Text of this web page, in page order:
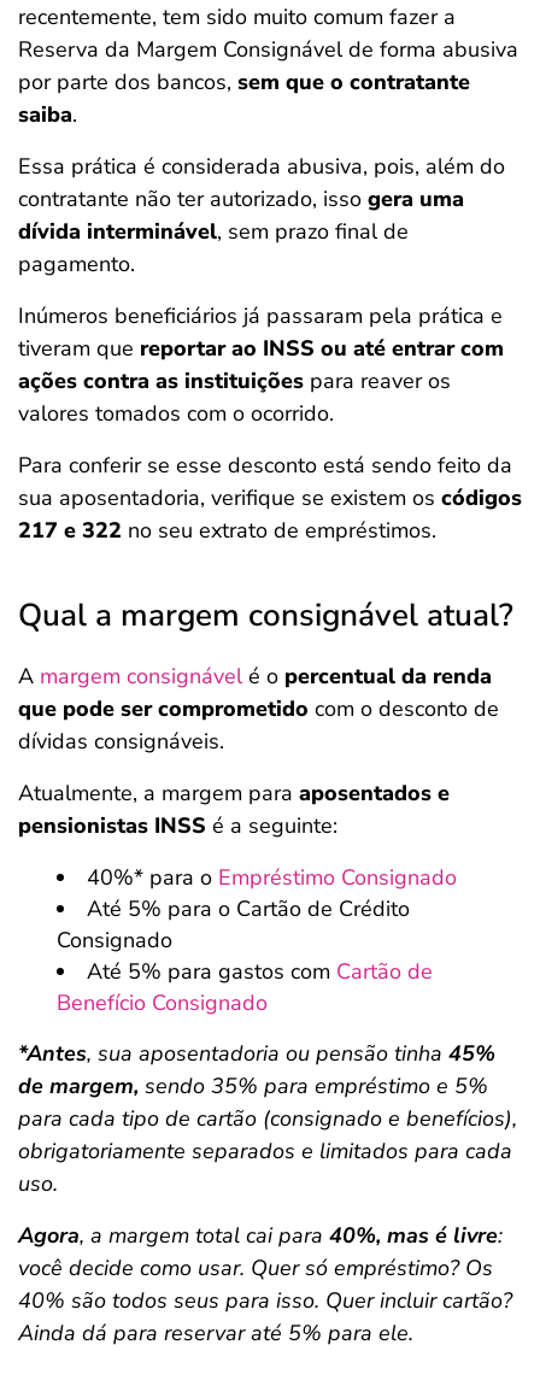
recentemente, tem sido muito comum fazer a
Reserva da Margem Consignável de forma abusiva
por parte dos bancos, sem que o contratante
saiba.
Essa prática é considerada abusiva, pois, além do
contratante não ter autorizado, isso gera uma
dívida interminável, sem prazo final de
pagamento.
Inúmeros beneficiários já passaram pela prática e
tiveram que reportar ao INSS ou até entrar com
ações contra as instituições para reaver os
valores tomados com o ocorrido.
Para conferir se esse desconto está sendo feito da
sua aposentadoria, verifique se existem os códigos
217 e 322 no seu extrato de empréstimos.
Qual a margem consignável atual?
A margem consignávelé o percentual da renda
que pode ser comprometido com o desconto de
dívidas consignáveis.
Atualmente, a margem para aposentados e
pensionistas INSS é a seguinte:
40%* para o Empréstimo Consignado
Até 5% para o Cartão de Crédito
Consignado
Até 5% para gastos com Cartão de
Benefício Consignado
*Antes, sua aposentadoria ou pensão tinha 45%
de margem, sendo 35% para empréstimo e 5%
para cada tipo de cartão (consignado e benefícios),
obrigatoriamente separados e limitados para cada
uso.
Agora, a margem total cai para 40%, mas é livre:
você decide como usar. Quer só empréstimo? Os
40% são todos seus para isso. Quer incluir cartão?
Ainda dá para reservar até 5% para ele.